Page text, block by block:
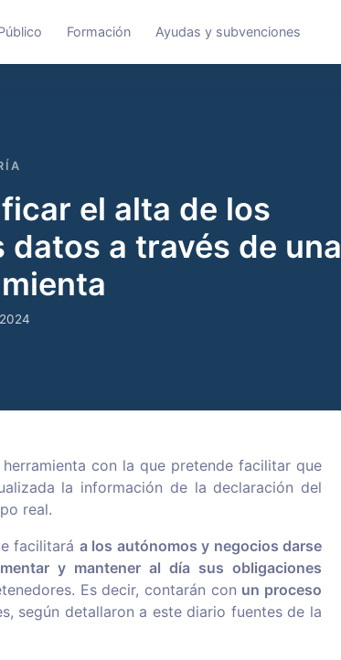
Formación Ayudas y subvenciones
el alta de los
a través de una
con la que pretende facilitar que
la información de la declaración del
real.
facilitará a los autónomos y negocios darse
y mantener al día sus obligaciones
Es decir, contarán con un proceso
según detallaron a este diario fuentes de la